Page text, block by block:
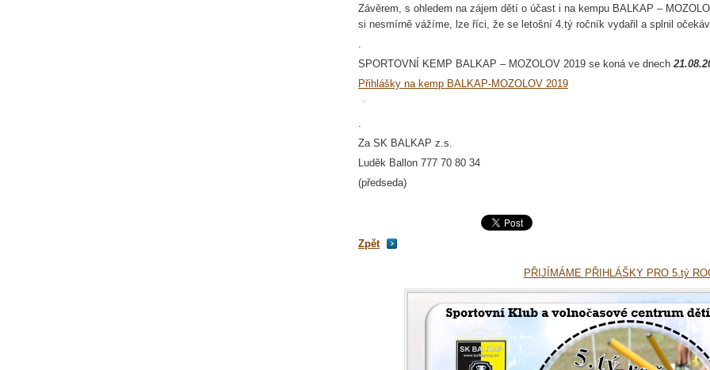
Závěrem, s ohledem na zájem dětí o účast i na kempu BALKAP –
si nesmírně vážíme, lze říci, že se letošní 4.tý ročník vydařil a splnil
.
SPORTOVNÍ KEMP BALKAP – MOZOLOV 2019 se koná ve dnech
Přihlášky na kemp BALKAP-MOZOLOV 2019
.
Za SK BALKAP z.s.
Luděk Ballon 777 70 80 34
(předseda)
Zpět
PŘIJÍMÁME PŘIHLÁŠKY PRO 5.tý